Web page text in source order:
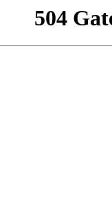
504